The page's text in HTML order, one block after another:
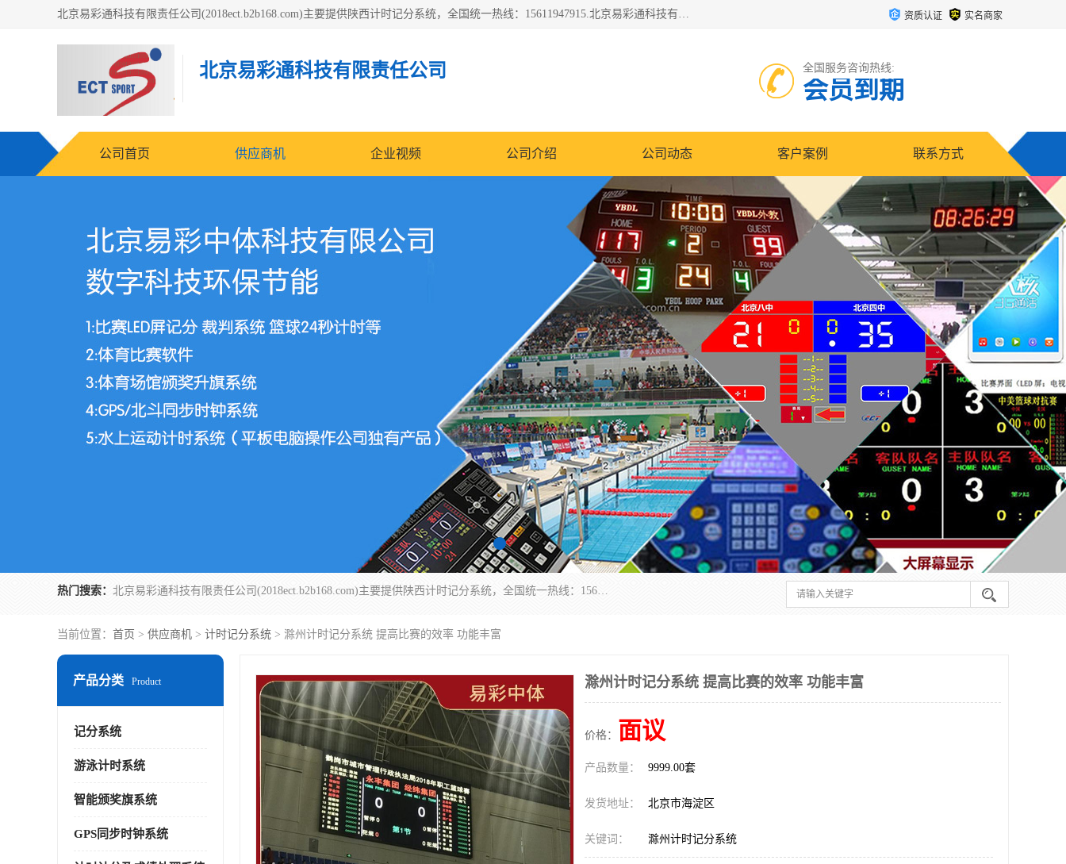
北京易彩通科技有限责任公司(2018ect.b2b168.com)主要提供陕西计时记分系统，全国统一热线：15611947915.北京易彩通科技有限责任公司有一支长期从事智能控制系统研发的高素质的队伍，具有嵌入式系统，视频系统、通信系统、网络系统，体育计时系统的知识和技能。强力打造体育比赛计时计分系统、智能升降旗系统、标准时钟系统、赛事编排及信息发布系统，为用户提供较新的，较廉价的，应用解决方案。 资质认证 实名商家
北京易彩通科技有限责任公司 全国服务咨询热线:
会员到期
公司首页 供应商机 企业视频 公司介绍 公司动态 客户案例 联系方式
热门搜索： 北京易彩通科技有限责任公司(2018ect.b2b168.com)主要提供陕西计时记分系统，全国统一热线：15611947915.北京易彩通科技有限责任公司有一支长期从事智能控制系统研发的高素质的队伍，具有嵌入式系统，视频系统、通信系统、网络系统，体育计时系统的知识和技能。强力打造体育比赛计时计分系统、智能升降旗系统、标准时钟系统、赛事编排及信息发布系统，为用户提供较新的，较廉价的，应用解决方案。
当前位置： 首页 > 供应商机 > 计时记分系统 > 滁州计时记分系统 提高比赛的效率 功能丰富
产品分类 Product
记分系统
游泳计时系统
智能颁奖旗系统
GPS同步时钟系统
滁州计时记分系统 提高比赛的效率 功能丰富
价格： 面议
产品数量： 9999.00套
发货地址： 北京市海淀区
关键词： 滁州计时记分系统